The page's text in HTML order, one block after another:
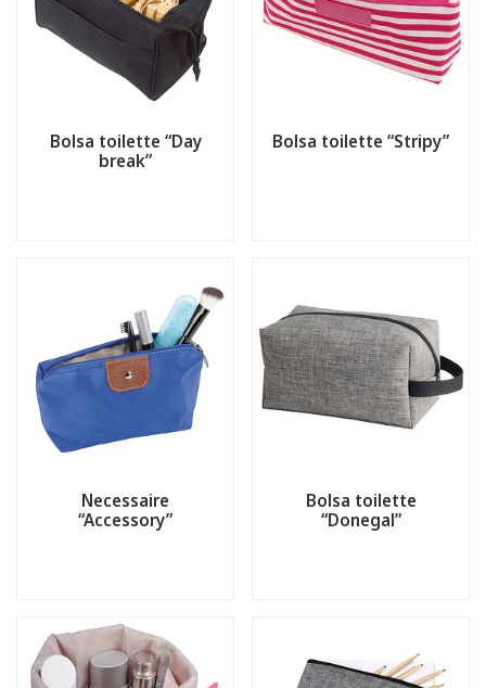
Bolsa toilette “Day
break”
Bolsa toilette “Stripy”
Necessaire
“Accessory”
Bolsa toilette
“Donegal”